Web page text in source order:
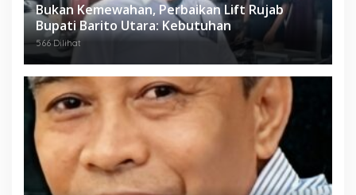
Bukan Kemewahan, Perbaikan Lift Rujab
Bupati Barito Utara: Kebutuhan
566 Dilihat